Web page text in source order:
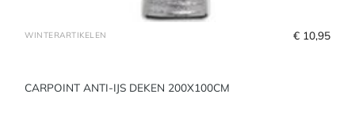
WINTERARTIKELEN
CARPOINT ANTI-IJS DEKEN 200X100CM
€ 10,95